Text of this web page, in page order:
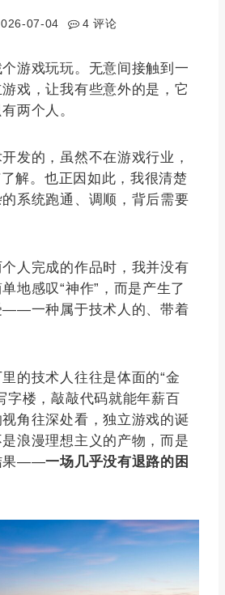
07-04 4 评论
游戏玩玩。无意间接触到一
戏，让我有些意外的是，它
两个人。
发的，虽然不在游戏行业，
解。也正因如此，我很清楚
系统跑通、调顺，背后需要
人完成的作品时，我并没有
地感叹“神作”，而是产生了
——一种属于技术人的、带着
的技术人往往是体面的“金
楼，敲敲代码就能年薪百
角往深处看，独立游戏的诞
浪漫理想主义的产物，而是
果——一场几乎没有退路的困